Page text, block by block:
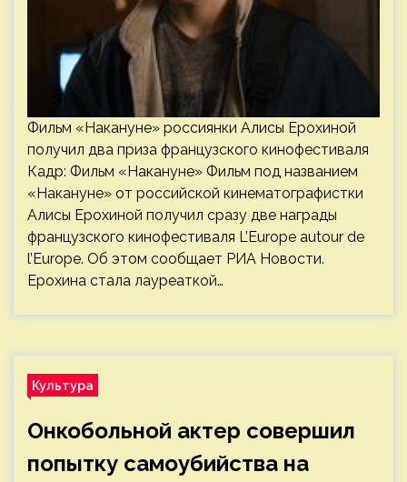
Фильм «Накануне» россиянки Алисы Ерохиной
получил два приза французского кинофестиваля
Кадр: Фильм «Накануне» Фильм под названием
«Накануне» от российской кинематографистки
Алисы Ерохиной получил сразу две награды
французского кинофестиваля L’Europe autour de
l’Europe. Об этом сообщает РИА Новости.
Ерохина стала лауреаткой…
Культура
Онкобольной актер совершил
попытку самоубийства на